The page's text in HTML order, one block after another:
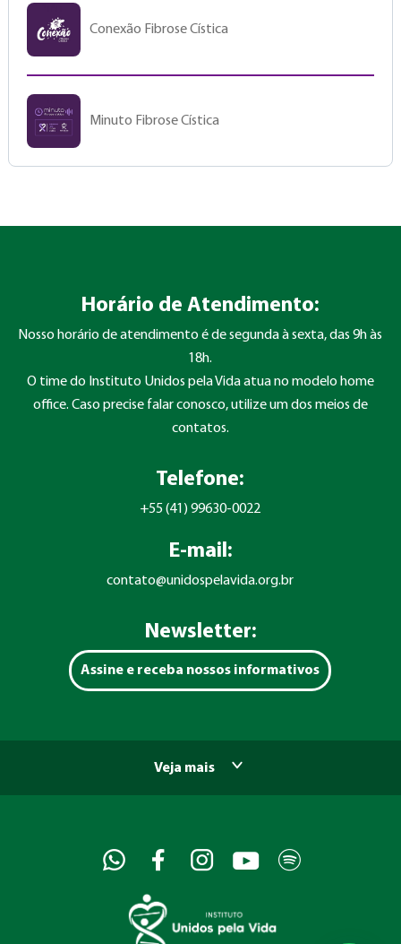
Conexão Fibrose Cística
Minuto Fibrose Cística
Horário de Atendimento:
Nosso horário de atendimento é de segunda à sexta, das 9h às
18h.
O time do Instituto Unidos pela Vida atua no modelo home
office. Caso precise falar conosco, utilize um dos meios de
contatos.
Telefone:
+55 (41) 99630-0022
E-mail:
contato@unidospelavida.org.br
Newsletter:
Assine e receba nossos informativos
Veja mais